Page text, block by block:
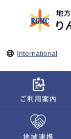
International